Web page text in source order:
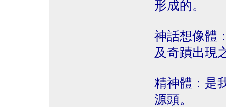
形成的。
神話想像體
及奇蹟出現
精神體：是
源頭。